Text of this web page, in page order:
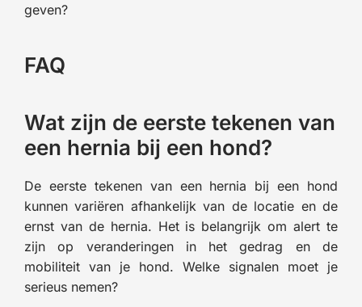
geven?
FAQ
Wat zijn de eerste tekenen van
een hernia bij een hond?
De eerste tekenen van een hernia bij een hond
kunnen variëren afhankelijk van de locatie en de
ernst van de hernia. Het is belangrijk om alert te
zijn op veranderingen in het gedrag en de
mobiliteit van je hond. Welke signalen moet je
serieus nemen?